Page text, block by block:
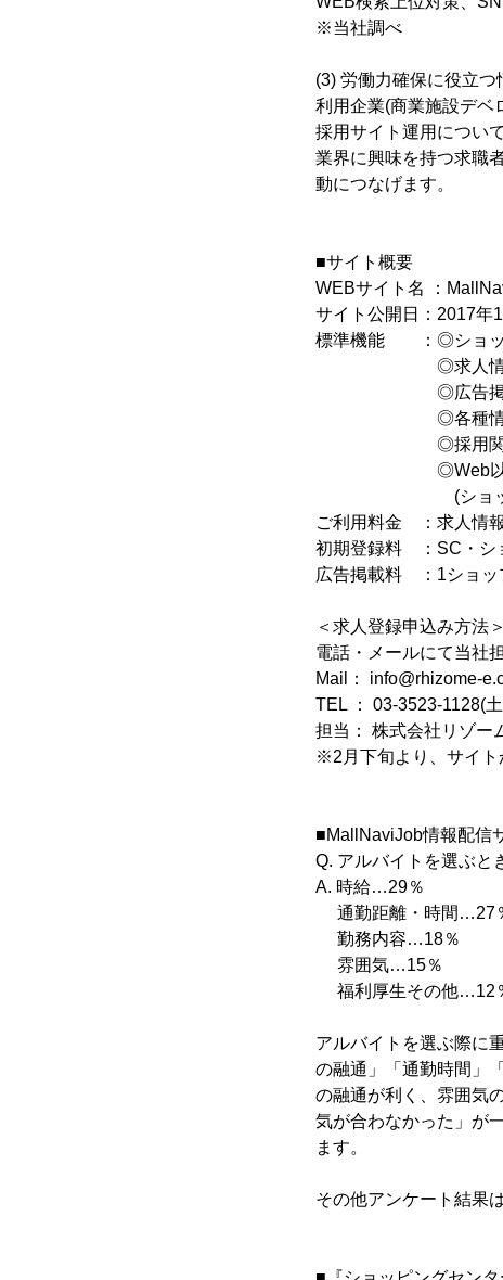
※当社調べ
(3) 労働力確保に役立つ
利用企業(商業施設デベ
採用サイト運用につい
業界に興味を持つ求職
動につなげます。
■サイト概要
WEBサイト名 ：
サイト公開日：2017年
標準機能 ：◎ショッ
◎求人情報掲載
◎広告掲
◎各種情報
◎採用関連研修
◎Web以外での
(ショップカー
ご利用料金 ：求人情
初期登録料 ：SC・シ
広告掲載料 ：1ショッ
＜求人登録申込み方法＞
電話・メールにて当社
Mail： info@rhizome-
TEL ： 03-3523-1128(
担当： 株式会社リゾ
※2月下旬より、サイト
■MallNaviJob情報配信
Q. アルバイトを選ぶと
A. 時給…29％
通勤距離・時間…27
勤務内容…18％
雰囲気…15％
福利厚生その他…12
アルバイトを選ぶ際に
の融通」「通勤時間」
の融通が利く、雰囲気
気が合わなかった」が
ます。
その他アンケート結果